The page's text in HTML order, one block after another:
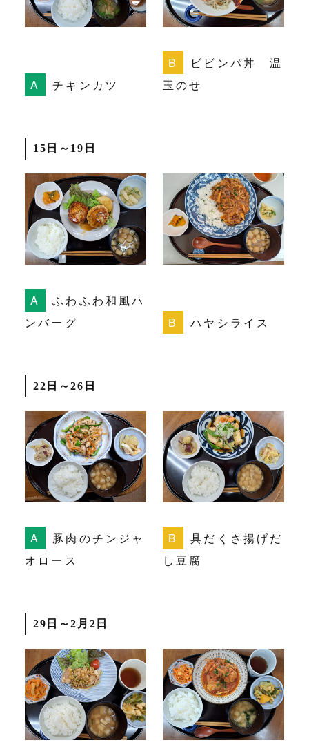
チキンカツ
ビビンパ丼 温
玉のせ
15日～19日
ふわふわ和風ハ
ンバーグ
ハヤシライス
22日～26日
豚肉のチンジャ
オロース
具だくさ揚げだ
し豆腐
29日～2月2日